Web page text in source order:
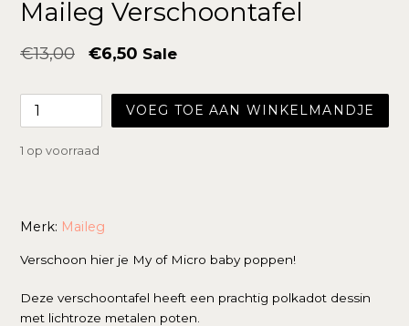
Maileg Verschoontafel
Normale
€13,00 €6,50 Sale
VOEG TOE AAN WINKELMANDJE
1 op voorraad
Merk: Maileg
Verschoon hier je My of Micro baby poppen!
Deze verschoontafel heeft een prachtig polkadot dessin
met lichtroze metalen poten.